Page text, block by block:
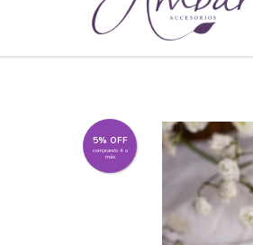
5% OFF
comprando 4 o
más